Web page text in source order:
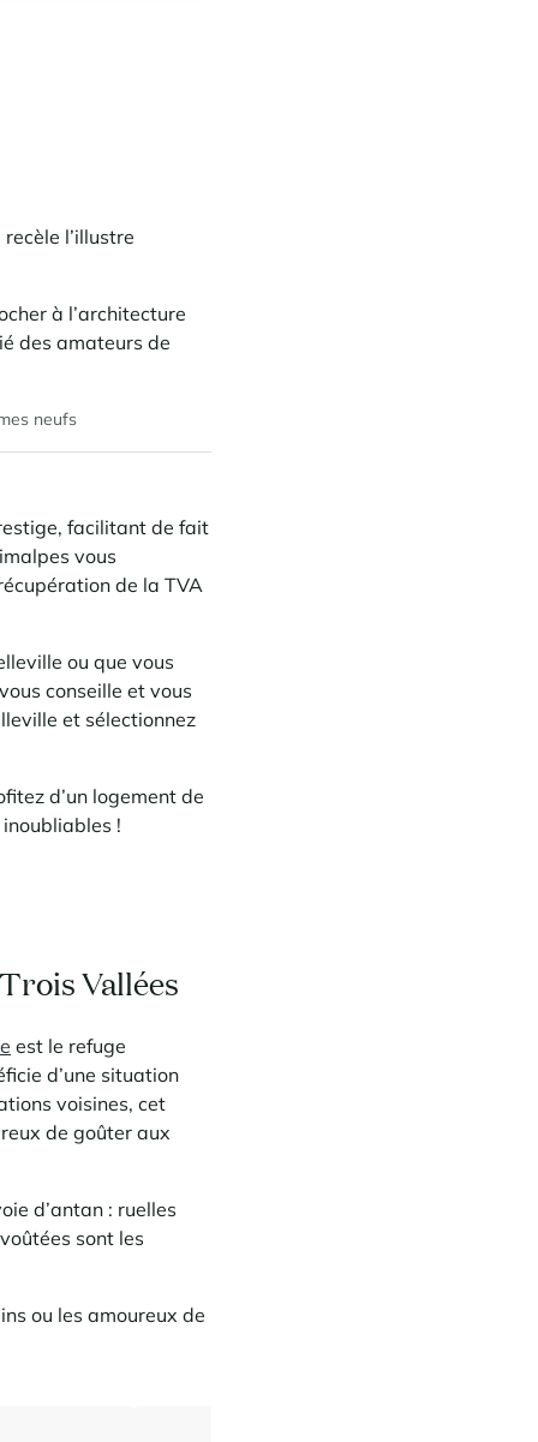
l’illustre
à l’architecture
des amateurs de
neufs
facilitant de fait
vous
de la TVA
ou que vous
conseille et vous
et sélectionnez
d’un logement de
!
Vallées
est le refuge
d’une situation
voisines, cet
de goûter aux
d’antan : ruelles
sont les
ou les amoureux de